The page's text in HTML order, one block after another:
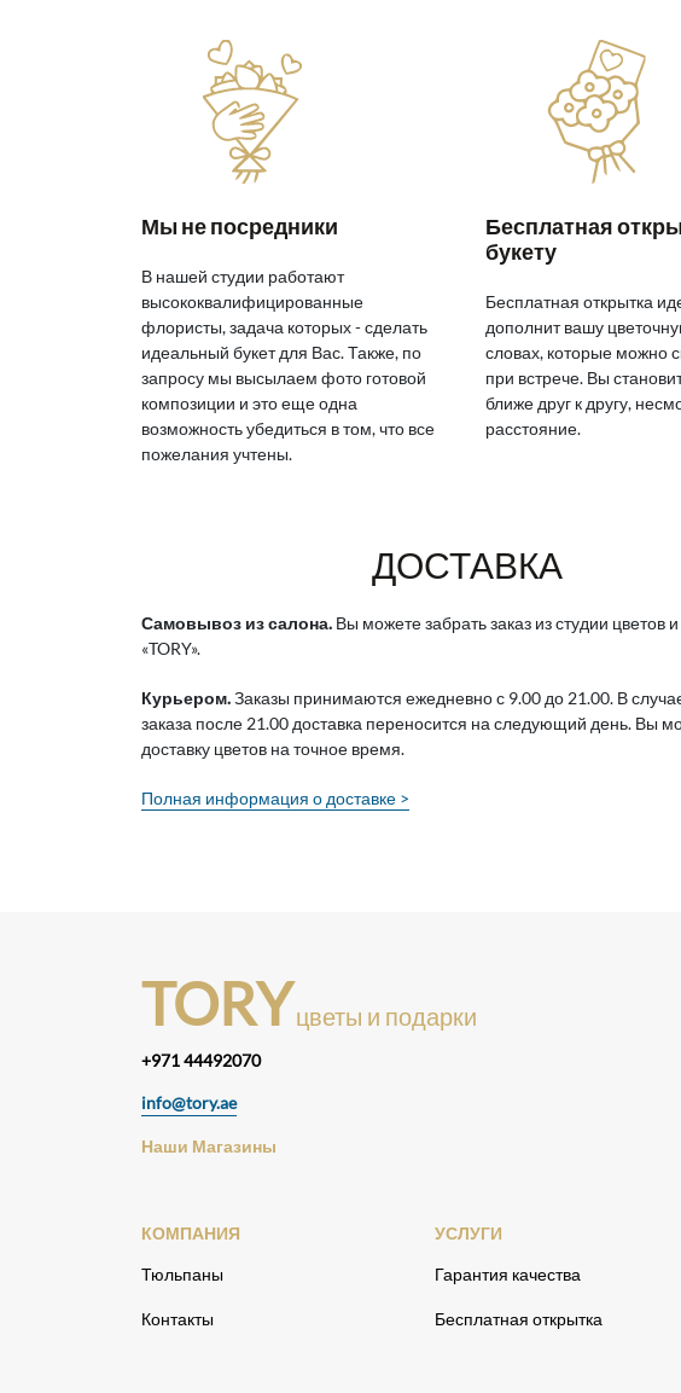
Мы не посредники
В нашей студии работают
высококвалифицированные
флористы, задача которых - сделать
идеальный букет для Вас. Также, по
запросу мы высылаем фото готовой
композиции и это еще одна
возможность убедиться в том, что все
пожелания учтены.
Бесплатная
букету
Бесплатная открытка
дополнит вашу
словах, которые можно
при встрече. Вы
ближе друг к другу,
расстояние.
ДОСТАВКА
Самовывоз из салона. Вы можете забрать заказ из студии цветов
«TORY».
Курьером.Заказы принимаются ежедневно с 9.00 до 21.00. В
заказа после 21.00 доставка переносится на следующий день. Вы
доставку цветов на точное время.
Полная информация о доставке >
TORYцветы и подарки
+971 44492070
info@tory.ae
Наши Магазины
КОМПАНИЯ
Тюльпаны
Контакты
УСЛУГИ
Гарантия качества
Бесплатная открытка